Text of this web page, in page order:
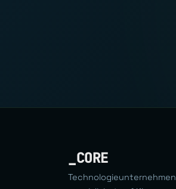
_CORE
Technologieunternehmen